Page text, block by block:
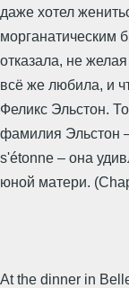
даже хотел
морганатическим
отказала, не
всё же любила, и
Феликс Эльстон.
фамилия Эльстон
s'étonne – она
юной матери.
At the dinner in